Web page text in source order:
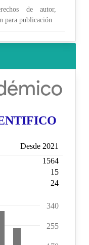
de autor,
para publicación